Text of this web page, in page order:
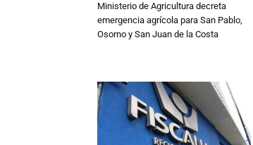
Ministerio de Agricultura decreta
emergencia agrícola para San Pablo,
Osorno y San Juan de la Costa